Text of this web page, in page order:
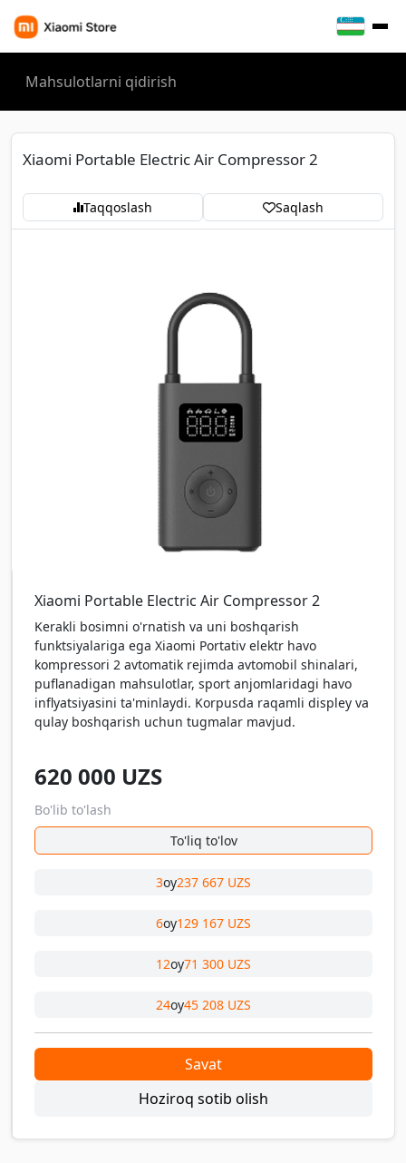
Xiaomi Portable Electric Air Compressor 2
Taqqoslash Saqlash
Xiaomi Portable Electric Air Compressor 2
Kerakli bosimni o'rnatish va uni boshqarish
funktsiyalariga ega Xiaomi Portativ elektr havo
kompressori 2 avtomatik rejimda avtomobil shinalari,
puflanadigan mahsulotlar, sport anjomlaridagi havo
inflyatsiyasini ta'minlaydi. Korpusda raqamli displey va
qulay boshqarish uchun tugmalar mavjud.
620 000 UZS
Bo'lib to'lash
To'liq to'lov
3oy237 667 UZS
6oy129 167 UZS
12oy71 300 UZS
24oy45 208 UZS
Savat
Hoziroq sotib olish